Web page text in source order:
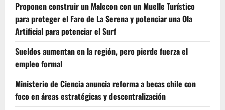
Proponen construir un Malecon con un Muelle Turístico
para proteger el Faro de La Serena y potenciar una Ola
Artificial para potenciar el Surf
Sueldos aumentan en la región, pero pierde fuerza el
empleo formal
Ministerio de Ciencia anuncia reforma a becas chile con
foco en áreas estratégicas y descentralización